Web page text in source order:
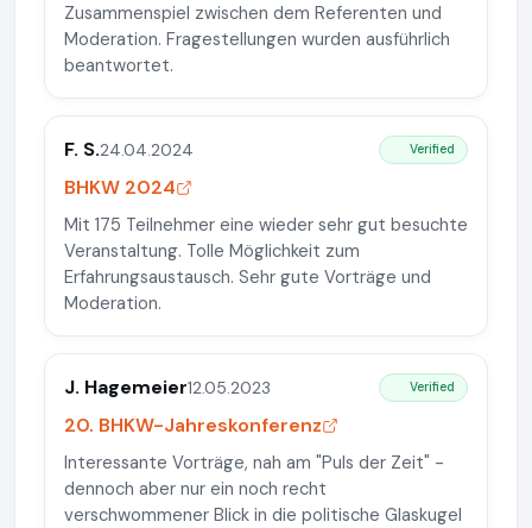
Zusammenspiel zwischen dem Referenten und
Moderation. Fragestellungen wurden ausführlich
beantwortet.
F. S.24.04.2024 Verified
BHKW 2024
Mit 175 Teilnehmer eine wieder sehr gut besuchte
Veranstaltung. Tolle Möglichkeit zum
Erfahrungsaustausch. Sehr gute Vorträge und
Moderation.
J. Hagemeier12.05.2023 Verified
20. BHKW-Jahreskonferenz
Interessante Vorträge, nah am "Puls der Zeit" -
dennoch aber nur ein noch recht
verschwommener Blick in die politische Glaskugel